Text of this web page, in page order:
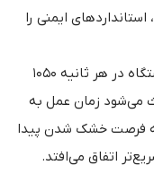
ایمنی را
سرعت حیرت‌انگیز ۱۰۵۰ هرتز: این دستگاه در هر ثانیه ۱۰۵۰
می‌شود زمان عمل به
فرصت خشک شدن پیدا
اتفاق می‌افتد.